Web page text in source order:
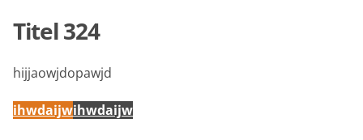
Titel 324
hijjaowjdopawjd
ihwdaijwihwdaijw